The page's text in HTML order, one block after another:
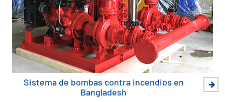
Sistema de bombas contra incendios en
Bangladesh